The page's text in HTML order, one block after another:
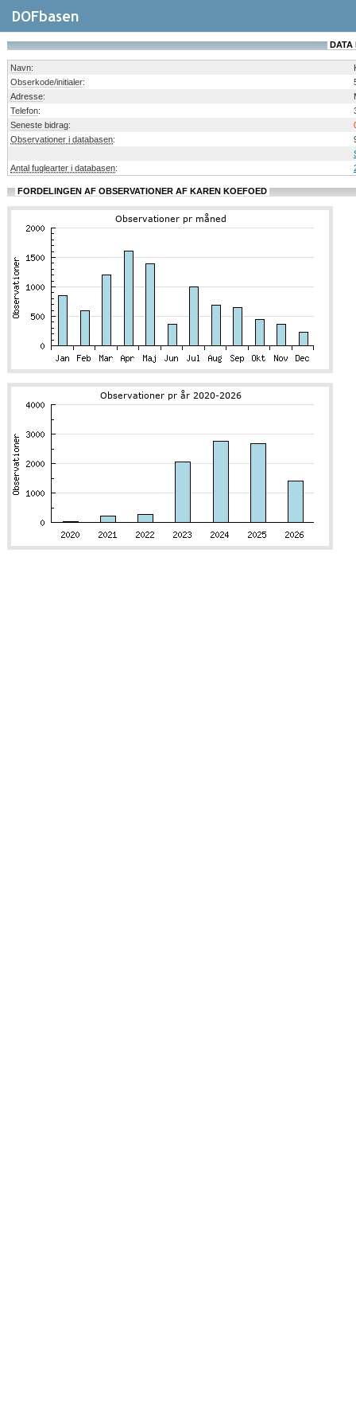
DATA
Navn:
Obserkode/initialer:
Adresse:
Telefon:
Seneste bidrag:
Observationer i databasen:
Antal fuglearter i databasen:
FORDELINGEN AF OBSERVATIONER AF KAREN KOEFOED